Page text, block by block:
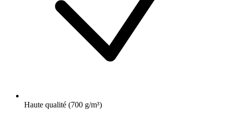
Haute qualité (700 g/m³)